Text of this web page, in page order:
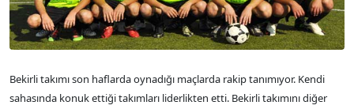
Bekirli takımı son haflarda oynadığı maçlarda rakip tanımıyor. Kendi
sahasında konuk ettiği takımları liderlikten etti. Bekirli takımını diğer